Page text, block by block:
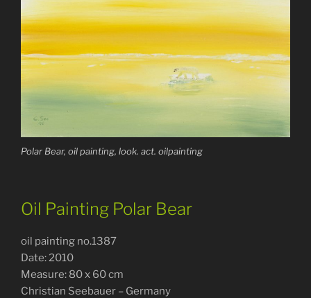
Polar Bear, oil painting, look. act. oilpainting
Oil Painting Polar Bear
oil painting no.1387
Date: 2010
Measure: 80 x 60 cm
Christian Seebauer – Germany